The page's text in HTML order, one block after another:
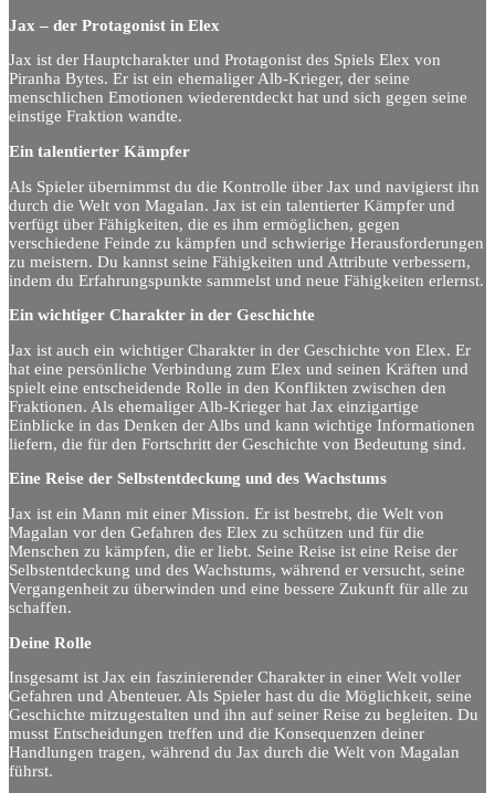
Jax – der Protagonist in Elex
Jax ist der Hauptcharakter und Protagonist des Spiels Elex von
Piranha Bytes. Er ist ein ehemaliger Alb-Krieger, der seine
menschlichen Emotionen wiederentdeckt hat und sich gegen seine
einstige Fraktion wandte.
Ein talentierter Kämpfer
Als Spieler übernimmst du die Kontrolle über Jax und navigierst ihn
durch die Welt von Magalan. Jax ist ein talentierter Kämpfer und
verfügt über Fähigkeiten, die es ihm ermöglichen, gegen
verschiedene Feinde zu kämpfen und schwierige Herausforderungen
zu meistern. Du kannst seine Fähigkeiten und Attribute verbessern,
indem du Erfahrungspunkte sammelst und neue Fähigkeiten erlernst.
Ein wichtiger Charakter in der Geschichte
Jax ist auch ein wichtiger Charakter in der Geschichte von Elex. Er
hat eine persönliche Verbindung zum Elex und seinen Kräften und
spielt eine entscheidende Rolle in den Konflikten zwischen den
Fraktionen. Als ehemaliger Alb-Krieger hat Jax einzigartige
Einblicke in das Denken der Albs und kann wichtige Informationen
liefern, die für den Fortschritt der Geschichte von Bedeutung sind.
Eine Reise der Selbstentdeckung und des Wachstums
Jax ist ein Mann mit einer Mission. Er ist bestrebt, die Welt von
Magalan vor den Gefahren des Elex zu schützen und für die
Menschen zu kämpfen, die er liebt. Seine Reise ist eine Reise der
Selbstentdeckung und des Wachstums, während er versucht, seine
Vergangenheit zu überwinden und eine bessere Zukunft für alle zu
schaffen.
Deine Rolle
Insgesamt ist Jax ein faszinierender Charakter in einer Welt voller
Gefahren und Abenteuer. Als Spieler hast du die Möglichkeit, seine
Geschichte mitzugestalten und ihn auf seiner Reise zu begleiten. Du
musst Entscheidungen treffen und die Konsequenzen deiner
Handlungen tragen, während du Jax durch die Welt von Magalan
führst.